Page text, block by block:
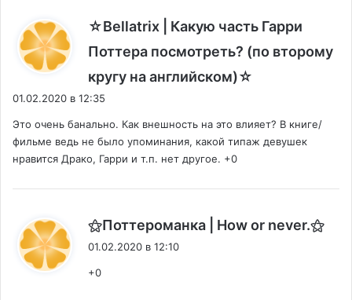
☆Bellatrix | Какую часть Гарри
Поттера посмотреть? (по второму
кругу на английском)☆
01.02.2020 в 12:35
Это очень банально. Как внешность на это влияет? В книге/
фильме ведь не было упоминания, какой типаж девушек
нравится Драко, Гарри и т.п. нет другое. +0
⚝Поттероманка | How or never.⚝
01.02.2020 в 12:10
+0